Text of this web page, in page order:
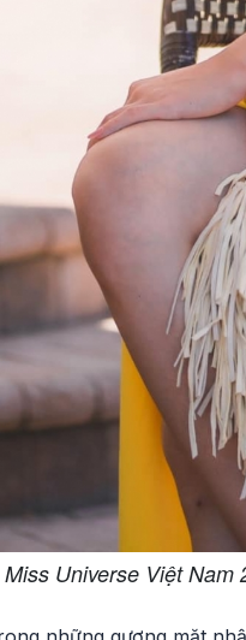
Miss Universe Việt Nam